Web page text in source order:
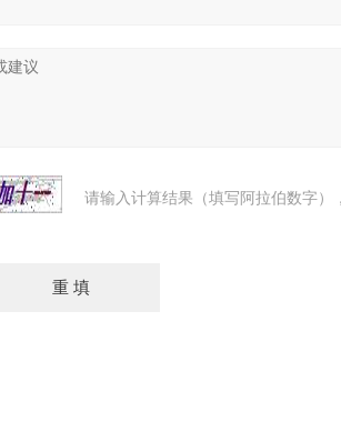
请输入计算结果（填写阿拉伯数字）